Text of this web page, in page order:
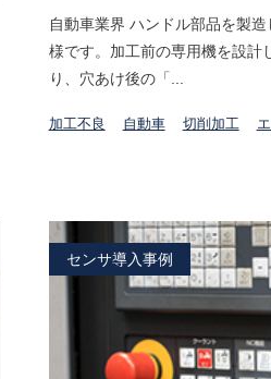
自動車業界 ハンドル部品を製
様です。加工前の専用機を設計
り、穴あけ後の「...
加工不良 自動車 切削加工
センサ導入事例